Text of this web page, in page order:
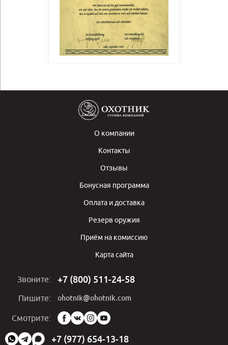
О компании
Контакты
Отзывы
Бонусная программа
Оплата и доставка
Резерв оружия
Приём на комиссию
Карта сайта
Звоните: +7 (800) 511-24-58
Пишите: ohotnik@ohotnik.com
Смотрите:
Мы
в
социальных
+7 (977) 654-13-18